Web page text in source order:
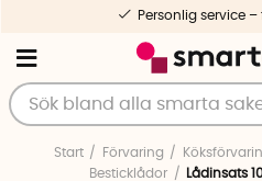
Personlig service
Start Förvaring
Besticklådor
Lådinsats